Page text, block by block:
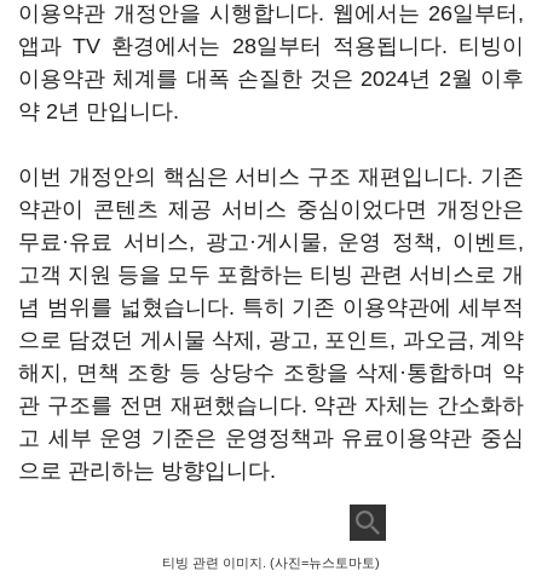
이용약관 개정안을 시행합니다. 웹에서는 26일부터,
앱과 TV 환경에서는 28일부터 적용됩니다. 티빙이
이용약관 체계를 대폭 손질한 것은 2024년 2월 이후
약 2년 만입니다.
이번 개정안의 핵심은 서비스 구조 재편입니다. 기존
약관이 콘텐츠 제공 서비스 중심이었다면 개정안은
무료·유료 서비스, 광고·게시물, 운영 정책, 이벤트,
고객 지원 등을 모두 포함하는 티빙 관련 서비스로 개
념 범위를 넓혔습니다. 특히 기존 이용약관에 세부적
으로 담겼던 게시물 삭제, 광고, 포인트, 과오금, 계약
해지, 면책 조항 등 상당수 조항을 삭제·통합하며 약
관 구조를 전면 재편했습니다. 약관 자체는 간소화하
고 세부 운영 기준은 운영정책과 유료이용약관 중심
으로 관리하는 방향입니다.
티빙 관련 이미지. (사진=뉴스토마토)